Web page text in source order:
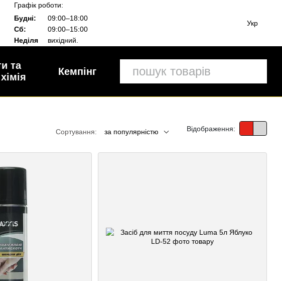
Графік роботи:
Будні:
09:00–18:00
Сб:
09:00–15:00
Неділя
вихідний.
Укр
та
Кемпінг
Сортування: за популярністю Відображення: